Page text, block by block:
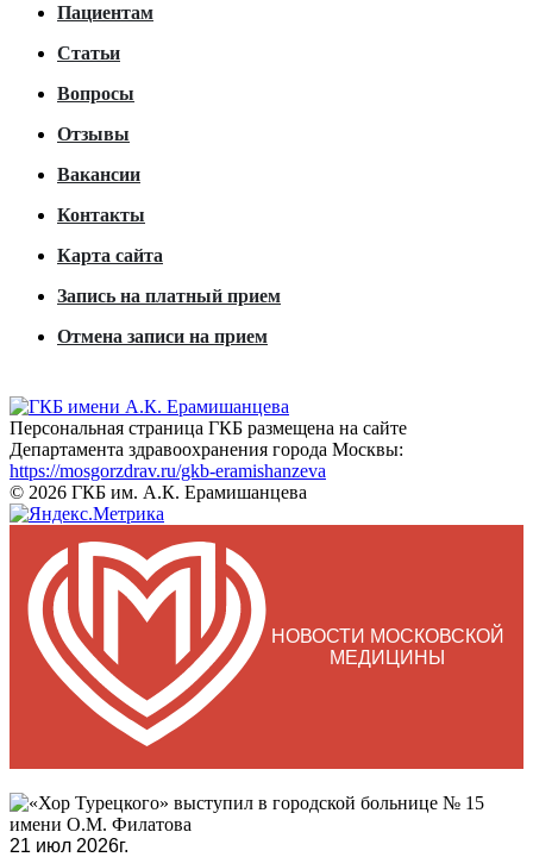
Пациентам
Статьи
Вопросы
Отзывы
Вакансии
Контакты
Карта сайта
Запись на платный прием
Отмена записи на прием
Персональная страница ГКБ размещена на сайте
Департамента здравоохранения города Москвы:
https://mosgorzdrav.ru/gkb-eramishanzeva
© 2026 ГКБ им. А.К. Ерамишанцева
НОВОСТИ МОСКОВСКОЙ
МЕДИЦИНЫ
21 июл 2026г.